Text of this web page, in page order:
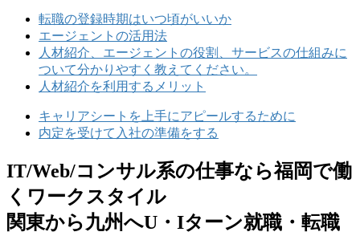
転職の登録時期はいつ頃がいいか
エージェントの活用法
人材紹介、エージェントの役割、サービスの仕組みに
ついて分かりやすく教えてください。
人材紹介を利用するメリット
キャリアシートを上手にアピールするために
内定を受けて入社の準備をする
IT/Web/コンサル系の仕事なら福岡で働
くワークスタイル
関東から九州へU・Iターン就職・転職